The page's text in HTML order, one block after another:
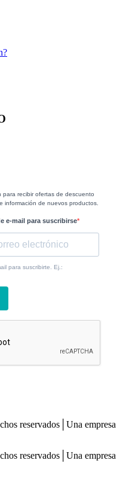
recibir ofertas de descuento
información de nuevos productos.
e-mail para suscribirse
para suscribirte. Ej.:
reservados│Una empresa
reservados│Una empresa